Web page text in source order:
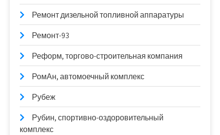
Ремонт дизельной топливной аппаратуры
Ремонт-93
Реформ, торгово-строительная компания
РомАн, автомоечный комплекс
Рубеж
Рубин, спортивно-оздоровительный
комплекс